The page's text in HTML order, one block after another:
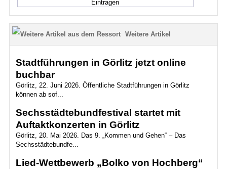
Weitere Artikel
Stadtführungen in Görlitz jetzt online
buchbar
Görlitz, 22. Juni 2026. Öffentliche Stadtführungen in Görlitz
können ab sof...
Sechsstädtebundfestival startet mit
Auftaktkonzerten in Görlitz
Görlitz, 20. Mai 2026. Das 9. „Kommen und Gehen“ – Das
Sechsstädtebundfe...
Lied-Wettbewerb „Bolko von Hochberg“